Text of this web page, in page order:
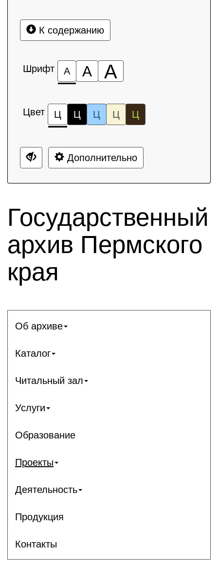
К содержанию
Шрифт А А А
Цвет Ц Ц Ц Ц Ц
Дополнительно
Государственный
архив Пермского
края
Об архиве
Каталог
Читальный зал
Услуги
Образование
Проекты
Деятельность
Продукция
Контакты